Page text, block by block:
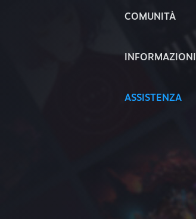
COMUNITÀ
INFORMAZIONI
ASSISTENZA